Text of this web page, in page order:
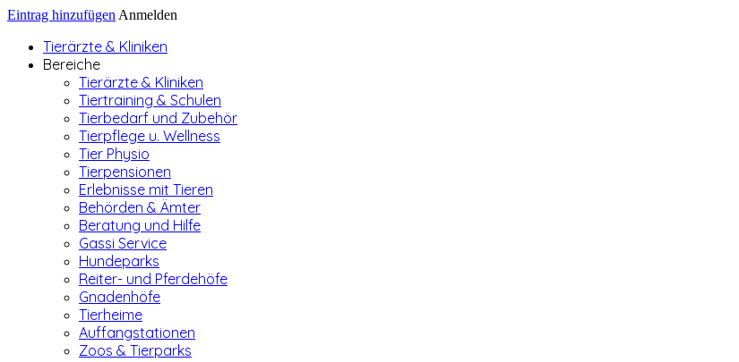
Eintrag hinzufügen Anmelden
Tierärzte & Kliniken
Bereiche
Tierärzte & Kliniken
Tiertraining & Schulen
Tierbedarf und Zubehör
Tierpflege u. Wellness
Tier Physio
Tierpensionen
Erlebnisse mit Tieren
Behörden & Ämter
Beratung und Hilfe
Gassi Service
Hundeparks
Reiter- und Pferdehöfe
Gnadenhöfe
Tierheime
Auffangstationen
Zoos & Tierparks